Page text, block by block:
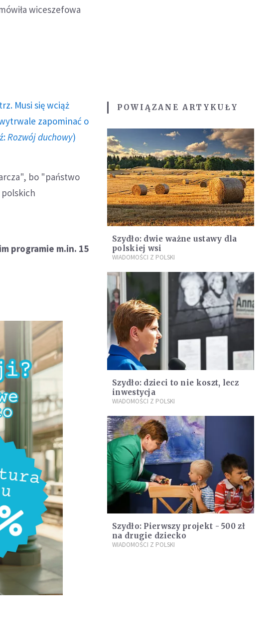
wiceszefowa
Musi się wciąż
zapominać o
Rozwój duchowy)
bo "państwo
programie m.in. 15
POWIĄZANE ARTYKUŁY
Szydło: dwie ważne ustawy dla
polskiej wsi
WIADOMOŚCI Z POLSKI
Szydło: dzieci to nie koszt, lecz
inwestycja
WIADOMOŚCI Z POLSKI
Szydło: Pierwszy projekt - 500 zł
na drugie dziecko
WIADOMOŚCI Z POLSKI